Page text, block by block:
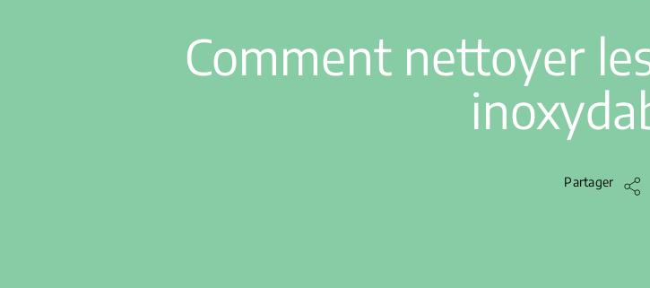
Comment nettoyer
Partager